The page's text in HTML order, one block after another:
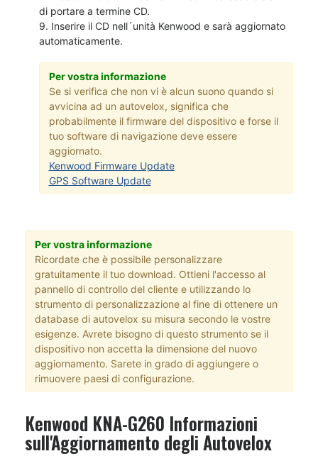
di portare a termine CD.
9. Inserire il CD nell´unità Kenwood e sarà aggiornato
automaticamente.
Per vostra informazione
Se si verifica che non vi è alcun suono quando si
avvicina ad un autovelox, significa che
probabilmente il firmware del dispositivo e forse il
tuo software di navigazione deve essere
aggiornato.
Kenwood Firmware Update
GPS Software Update
Per vostra informazione
Ricordate che è possibile personalizzare
gratuitamente il tuo download. Ottieni l'accesso al
pannello di controllo del cliente e utilizzando lo
strumento di personalizzazione al fine di ottenere un
database di autovelox su misura secondo le vostre
esigenze. Avrete bisogno di questo strumento se il
dispositivo non accetta la dimensione del nuovo
aggiornamento. Sarete in grado di aggiungere o
rimuovere paesi di configurazione.
Kenwood KNA-G260 Informazioni
sull'Aggiornamento degli Autovelox